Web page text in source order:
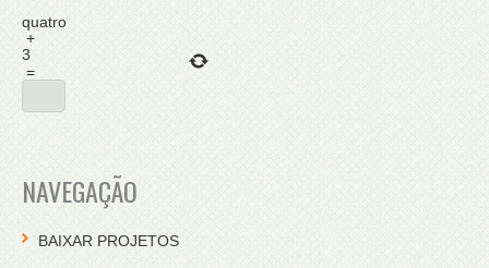
quatro
+
3
=
NAVEGAÇÃO
BAIXAR PROJETOS